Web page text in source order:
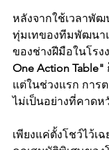
หลังจากใช้เวลาพัฒ
ทุ่มเทของทีมพัฒนา
ของช่างฝีมือในโรง
One Action Table"
แต่ในช่วงแรก การ
ไม่เป็นอย่างที่คาดห
เพียงแค่ตั้งโชว์ไว้เ